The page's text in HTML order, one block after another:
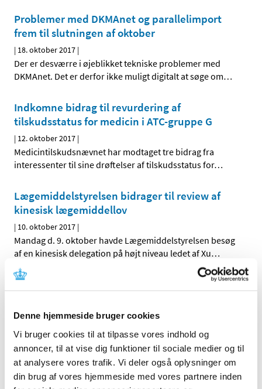
Denne hjemmeside bruger cookies
Vi bruger cookies til at tilpasse vores indhold og
annoncer, til at vise dig funktioner til sociale medier og til
at analysere vores trafik. Vi deler også oplysninger om
din brug af vores hjemmeside med vores partnere inden
Problemer med DKMAnet og parallelimport
frem til slutningen af oktober
| 18. oktober 2017 |
Der er desværre i øjeblikket tekniske problemer med
DKMAnet. Det er derfor ikke muligt digitalt at søge om…
Indkomne bidrag til revurdering af
tilskudsstatus for medicin i ATC-gruppe G
| 12. oktober 2017 |
Medicintilskudsnævnet har modtaget tre bidrag fra
interessenter til sine drøftelser af tilskudsstatus for…
Lægemiddelstyrelsen bidrager til review af
kinesisk lægemiddellov
| 10. oktober 2017 |
Mandag d. 9. oktober havde Lægemiddelstyrelsen besøg
af en kinesisk delegation på højt niveau ledet af Xu…
Høring om nyt forslag til tilskudsstatus for
|5. oktober 2017|
Medicintilskudsnævnet er fortsat i gang med at revurdere
tilskudsstatus for medicin mod astma og KOL
Videnskabelig erfaringsopsamling på